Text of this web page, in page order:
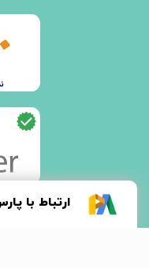
آدرس: تهران - خیابان
ارتباط با